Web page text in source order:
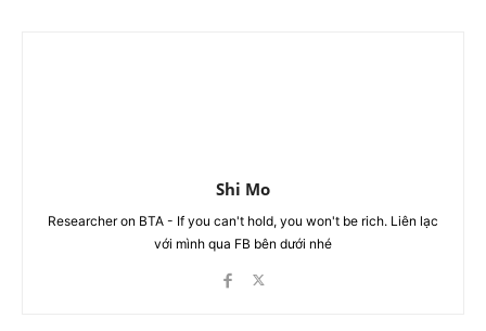
Shi Mo
Researcher on BTA - If you can't hold, you won't be rich. Liên lạc
với mình qua FB bên dưới nhé